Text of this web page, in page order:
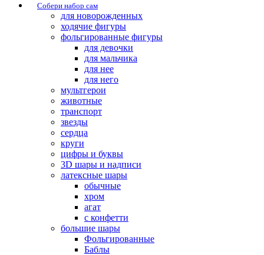
Собери набор сам
для новорожденных
ходячие фигуры
фольгированные фигуры
для девочки
для мальчика
для нее
для него
мультгерои
животные
транспорт
звезды
сердца
круги
цифры и буквы
3D шары и надписи
латексные шары
обычные
хром
агат
с конфетти
большие шары
Фольгированные
Баблы